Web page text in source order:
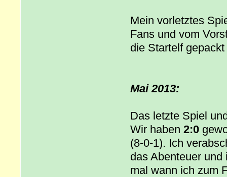
Mein vorletztes
Fans und vom
die Startelf
Mai 2013:
Das letzte Spiel
Wir haben 2:0
(8-0-1). Ich
das Abenteuer
mal wann ich zum